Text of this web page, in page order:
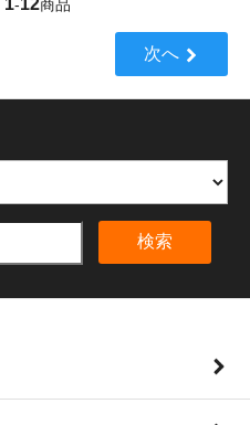
- 商品
次へ
検索